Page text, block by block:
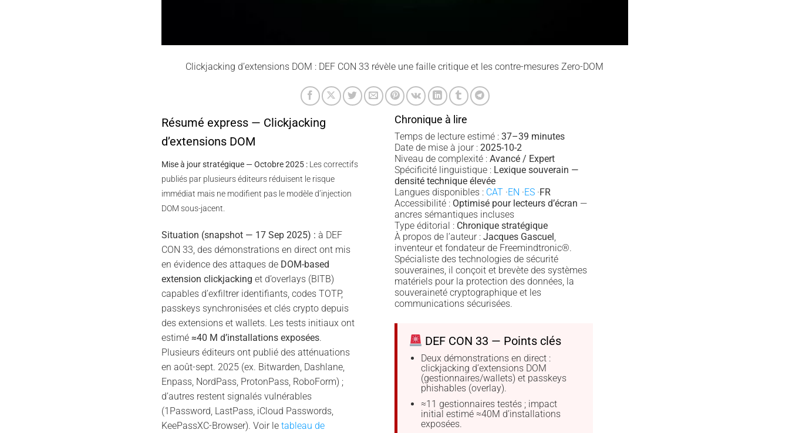
Clickjacking d’extensions DOM : DEF CON 33 révèle une faille critique et les contre-mesures Zero-DOM
Résumé express — Clickjacking
d’extensions DOM
Mise à jour stratégique — Octobre 2025 :Les correctifs
publiés par plusieurs éditeurs réduisent le risque
immédiat mais ne modifient pas le modèle d’injection
DOM sous-jacent.
Situation (snapshot — 17 Sep 2025) : à DEF
CON 33, des démonstrations en direct ont mis
en évidence des attaques de DOM-based
extension clickjacking et d’overlays (BITB)
capables d’exfiltrer identifiants, codes TOTP,
passkeys synchronisées et clés crypto depuis
des extensions et wallets. Les tests initiaux ont
estimé ≈40 M d’installations exposées.
Plusieurs éditeurs ont publié des atténuations
en août-sept. 2025 (ex. Bitwarden, Dashlane,
Enpass, NordPass, ProtonPass, RoboForm) ;
d’autres restent signalés vulnérables
(1Password, LastPass, iCloud Passwords,
KeePassXC-Browser). Voir le tableau de
Chronique à lire
Temps de lecture estimé : 37–39 minutes
Date de mise à jour : 2025-10-2
Niveau de complexité : Avancé / Expert
Spécificité linguistique : Lexique souverain —
densité technique élevée
Langues disponibles : CAT ·EN ·ES ·FR
Accessibilité : Optimisé pour lecteurs d’écran —
ancres sémantiques incluses
Type éditorial : Chronique stratégique
À propos de l’auteur : Jacques Gascuel,
inventeur et fondateur de Freemindtronic®.
Spécialiste des technologies de sécurité
souveraines, il conçoit et brevète des systèmes
matériels pour la protection des données, la
souveraineté cryptographique et les
communications sécurisées.
DEF CON 33 — Points clés
Deux démonstrations en direct :
clickjacking d’extensions DOM
(gestionnaires/wallets) et passkeys
phishables (overlay).
≈11 gestionnaires testés ; impact
initial estimé ≈40M d’installations
exposées.